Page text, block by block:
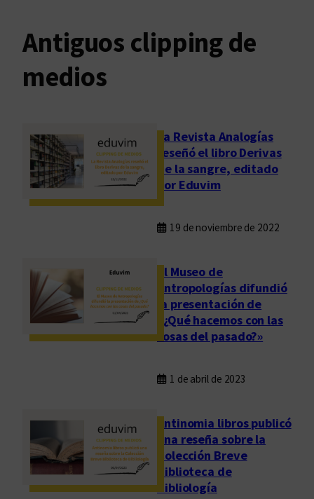
Antiguos clipping de
medios
La Revista Analogías
reseñó el libro Derivas
de la sangre, editado
por Eduvim
19 de noviembre de 2022
El Museo de
Antropologías difundió
la presentación de
«¿Qué hacemos con las
cosas del pasado?»
1 de abril de 2023
Antinomia libros publicó
una reseña sobre la
Colección Breve
Biblioteca de
Bibliología